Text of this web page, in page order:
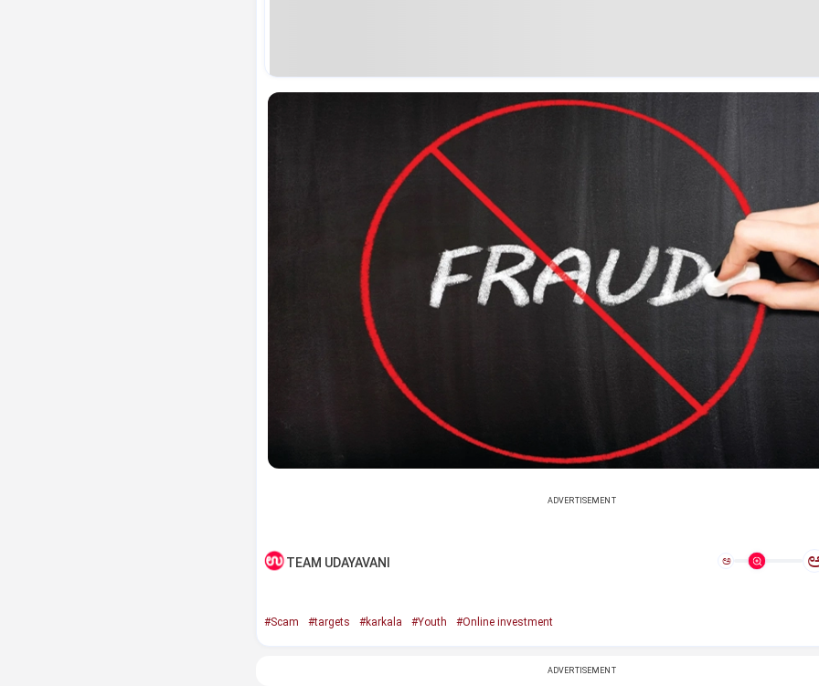
ADVERTISEMENT
TEAM UDAYAVANI ಅ
#Scam #targets #karkala #Youth #Online investment
ADVERTISEMENT